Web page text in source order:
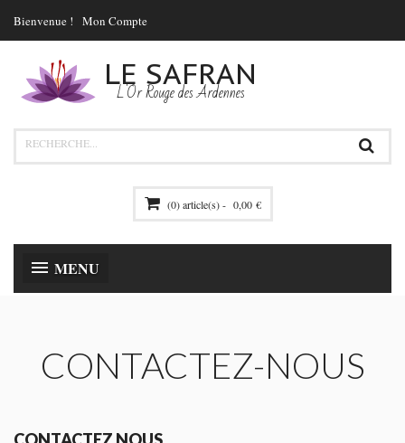
Bienvenue ! Mon Compte
LE SAFRAN
L'Or Rouge des Ardennes
(0) article(s) - 0,00 €
MENU
CONTACTEZ-NOUS